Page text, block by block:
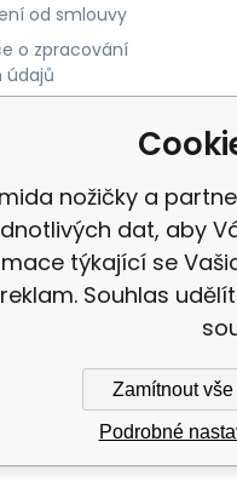
od smlouvy
o zpracování
údajů
nožičky a
dat, aby
týkající se
reklam. Souhlas
Zamítnout vše
Podrobné